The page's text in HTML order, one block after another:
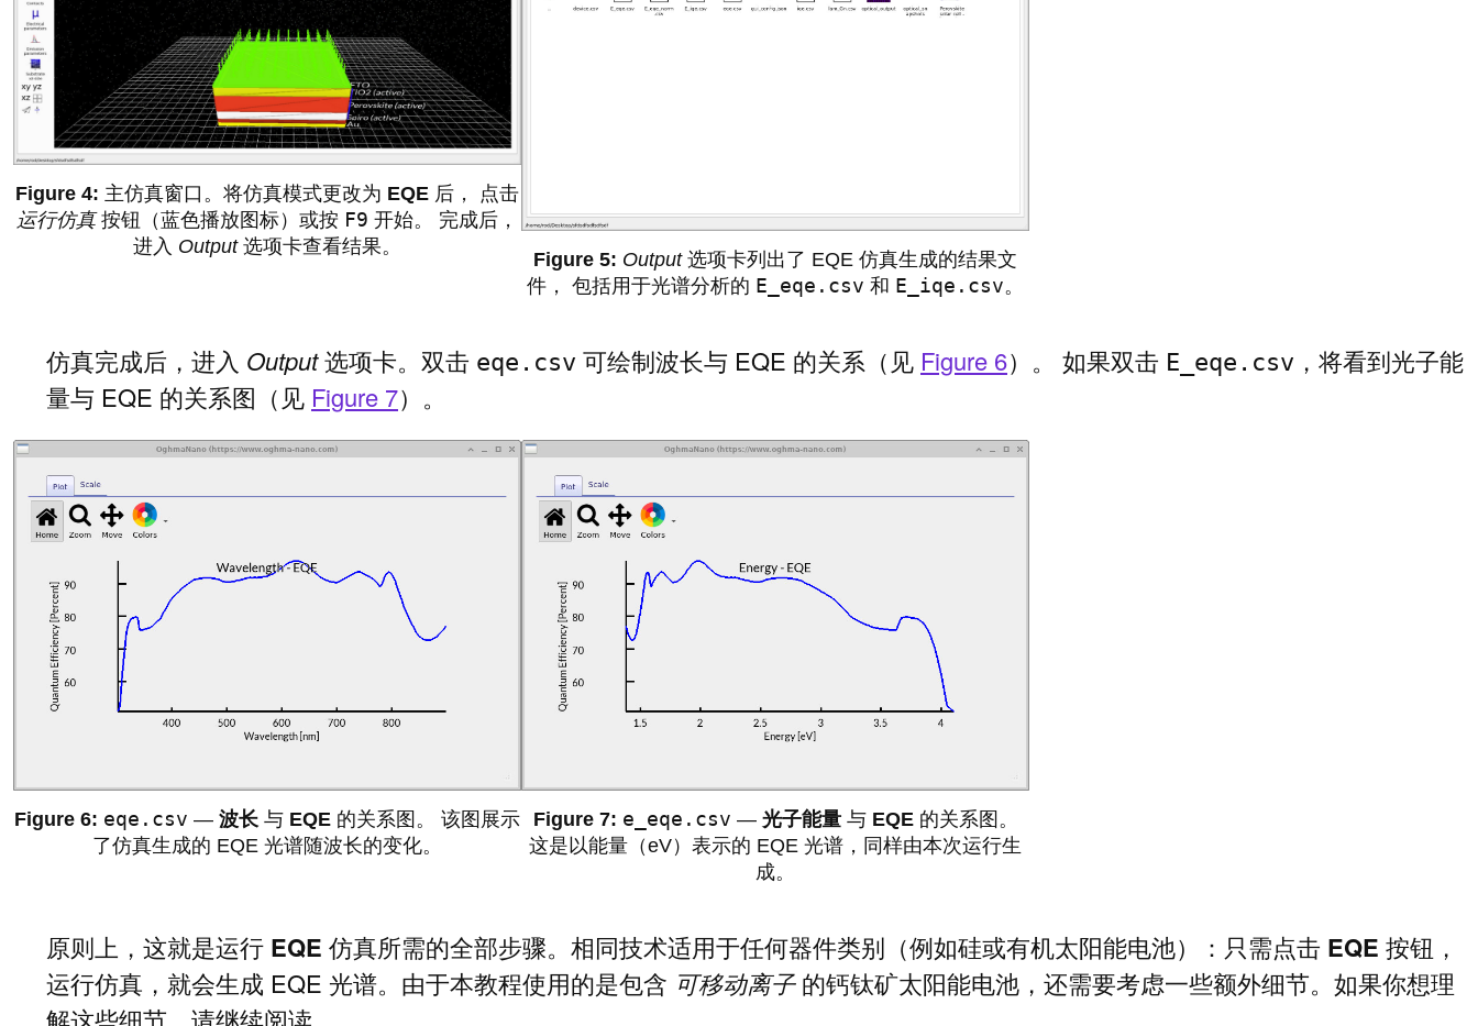
主仿真窗口。将仿真模式更改为 EQE 后， 点击
运行仿真按钮（蓝色播放图标）或按 F9 开始。 完成后，
进入 Output选项卡查看结果。
Output选项卡列出了 EQE 仿真生成的结果文
件， 包括用于光谱分析的 E_eqe.csv 和 E_iqe.csv。
仿真完成后，进入 Output选项卡。双击 eqe.csv 可绘制波长与 EQE 的关系（见 Figure 6）。 如果双击 E_eqe.csv ，将看到光子能
量与 EQE 的关系图（见 Figure 7）。
eqe.csv — 波长 与 EQE 的关系图。 该图展示
了仿真生成的 EQE 光谱随波长的变化。
e_eqe.csv — 光子能量与 EQE的关系图。
这是以能量（eV）表示的 EQE 光谱，同样由本次运行生
成。
原则上，这就是运行 EQE 仿真所需的全部步骤。相同技术适用于任何器件类别（例如硅或有机太阳能电池）：只需点击 EQE 按钮，
运行仿真，就会生成 EQE 光谱。由于本教程使用的是包含 可移动离子的钙钛矿太阳能电池，还需要考虑一些额外细节。如果你想理
解这些细节，请继续阅读。